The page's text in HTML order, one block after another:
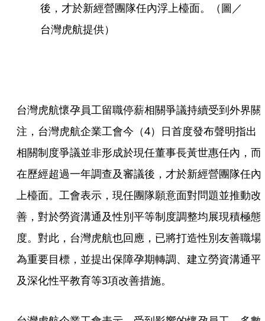
後，才於新經營團隊任內浮上檯面。（圖／
台灣虎航提供）
台灣虎航懷孕員工留職停薪相關爭議持續受到外界關
注，台灣虎航企業工會今（4）日首度發布聲明指出
相關制度爭議並非形成於現任董事長黃世惠任內，而
在歷經超過一年調查及審議後，才於新經營團隊任內
上檯面。工會表示，現任團隊願意面對問題並推動改
善，對於勞資溝通及性別平等制度調整均展現積極態
度。對此，台灣虎航也回應，已將打造性別友善職場
為重要目標，並提出保障孕期轉調、建立勞資溝通平
及深化性平教育等3項改善措施。